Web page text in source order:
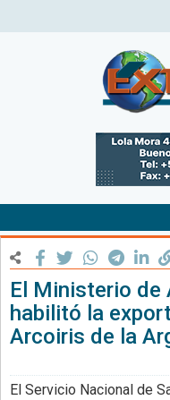
El Ministerio de
habilitó la
Arcoiris de la
El Servicio Nacional de